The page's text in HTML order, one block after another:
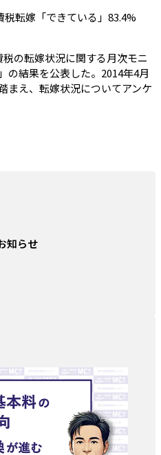
税転嫁「できている」83.4%
の転嫁状況に関する月次モニ
の結果を公表した。2014年4月
まえ、転嫁状況についてアンケ
知らせ